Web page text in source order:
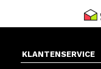
KLANTENSERVICE